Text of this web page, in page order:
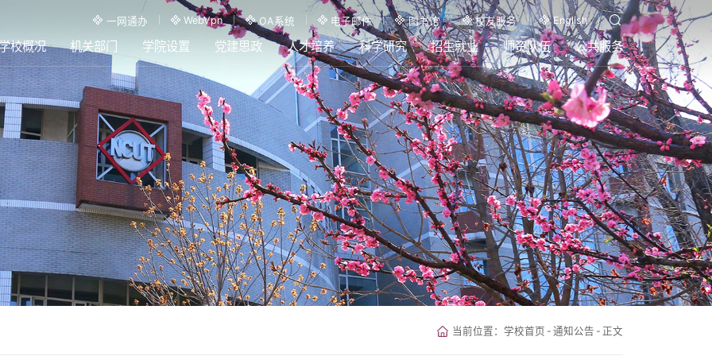
一网通办 WebVpn OA系统 电子邮件 图书馆 校友服务 English
校概况 机关部门 学院设置 党建思政 人才培养 科学研究 招生就业 师资队伍 公共服务
当前位置： 学校首页 - 通知公告 - 正文